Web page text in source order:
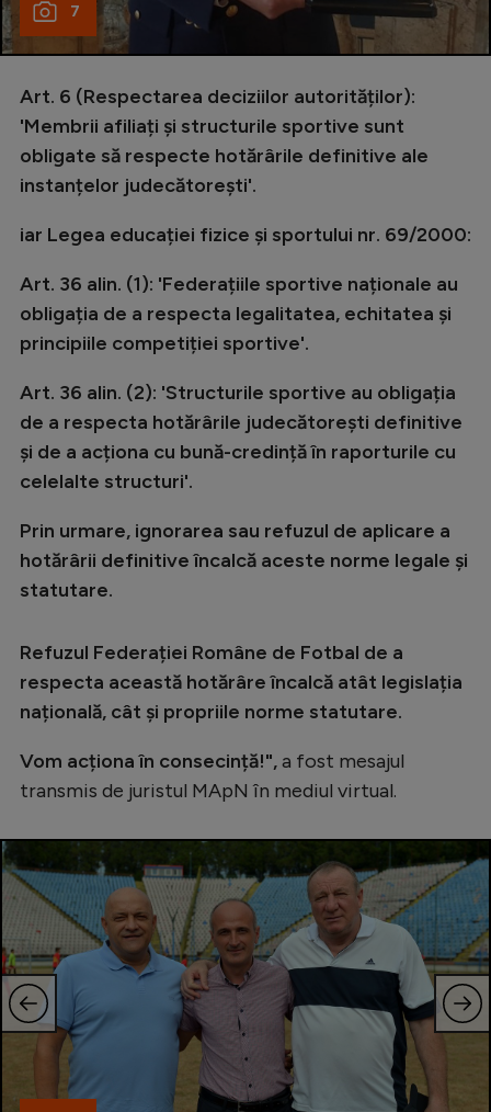
7
Art. 6 (Respectarea deciziilor autorităților):
'Membrii afiliați și structurile sportive sunt
obligate să respecte hotărârile definitive ale
instanțelor judecătorești'.
iar Legea educației fizice și sportului nr. 69/2000:
Art. 36 alin. (1): 'Federațiile sportive naționale au
obligația de a respecta legalitatea, echitatea și
principiile competiției sportive'.
Art. 36 alin. (2): 'Structurile sportive au obligația
de a respecta hotărârile judecătorești definitive
și de a acționa cu bună-credință în raporturile cu
celelalte structuri'.
Prin urmare, ignorarea sau refuzul de aplicare a
hotărârii definitive încalcă aceste norme legale și
statutare.
Refuzul Federației Române de Fotbal de a
respecta această hotărâre încalcă atât legislația
națională, cât și propriile norme statutare.
Vom acționa în consecință!",a fost mesajul
transmis de juristul MApN în mediul virtual.